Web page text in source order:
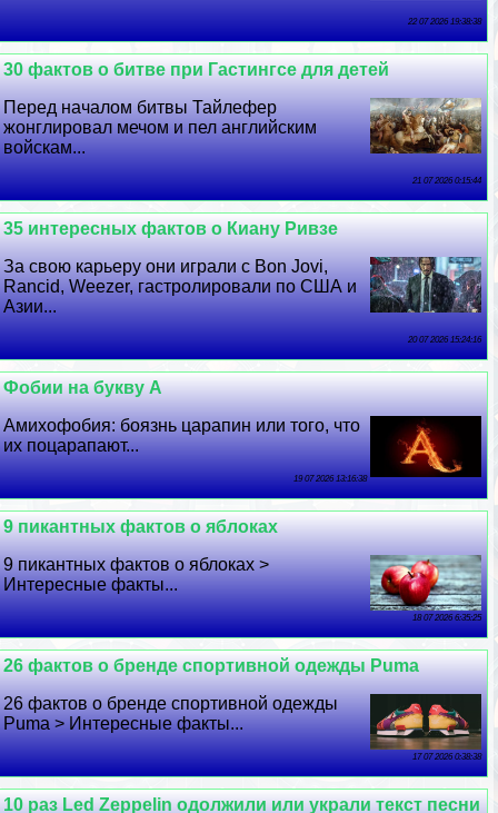
22 07 2026 19:38:38
30 фактов о битве при Гастингсе для детей
Перед началом битвы Тайлефер
жонглировал мечом и пел английским
войскам...
21 07 2026 0:15:44
35 интересных фактов о Киану Ривзе
За свою карьеру они играли с Bon Jovi,
Rancid, Weezer, гастролировали по США и
Азии...
20 07 2026 15:24:16
Фобии на букву А
Амихофобия: боязнь царапин или того, что
их поцарапают...
19 07 2026 13:16:38
9 пикантных фактов о яблоках
9 пикантных фактов о яблоках >
Интересные факты...
18 07 2026 6:35:25
26 фактов о бренде спортивной одежды Puma
26 фактов о бренде спортивной одежды
Puma > Интересные факты...
17 07 2026 0:38:38
10 раз Led Zeppelin одолжили или украли текст песни